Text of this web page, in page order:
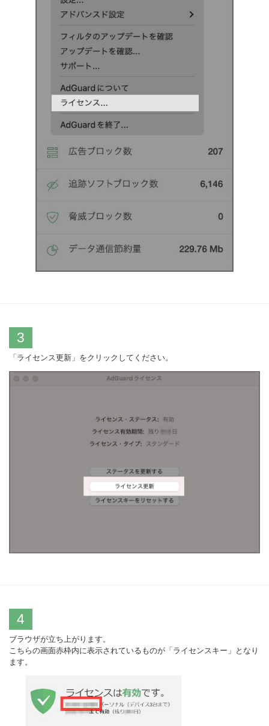
3
「ライセンス更新」をクリックしてください。
4
ブラウザが立ち上がります。
こちらの画面赤枠内に表示されているものが「ライセンスキー」となり
ます。